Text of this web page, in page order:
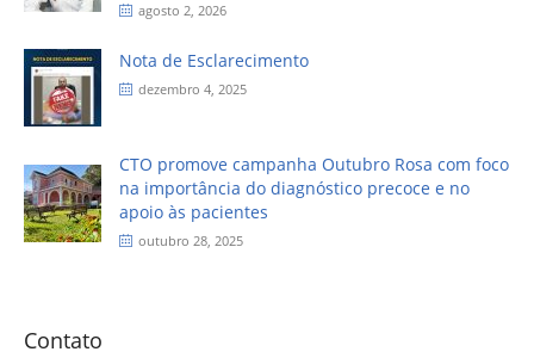
agosto 2, 2026
Nota de Esclarecimento
dezembro 4, 2025
CTO promove campanha Outubro Rosa com foco
na importância do diagnóstico precoce e no
apoio às pacientes
outubro 28, 2025
Contato